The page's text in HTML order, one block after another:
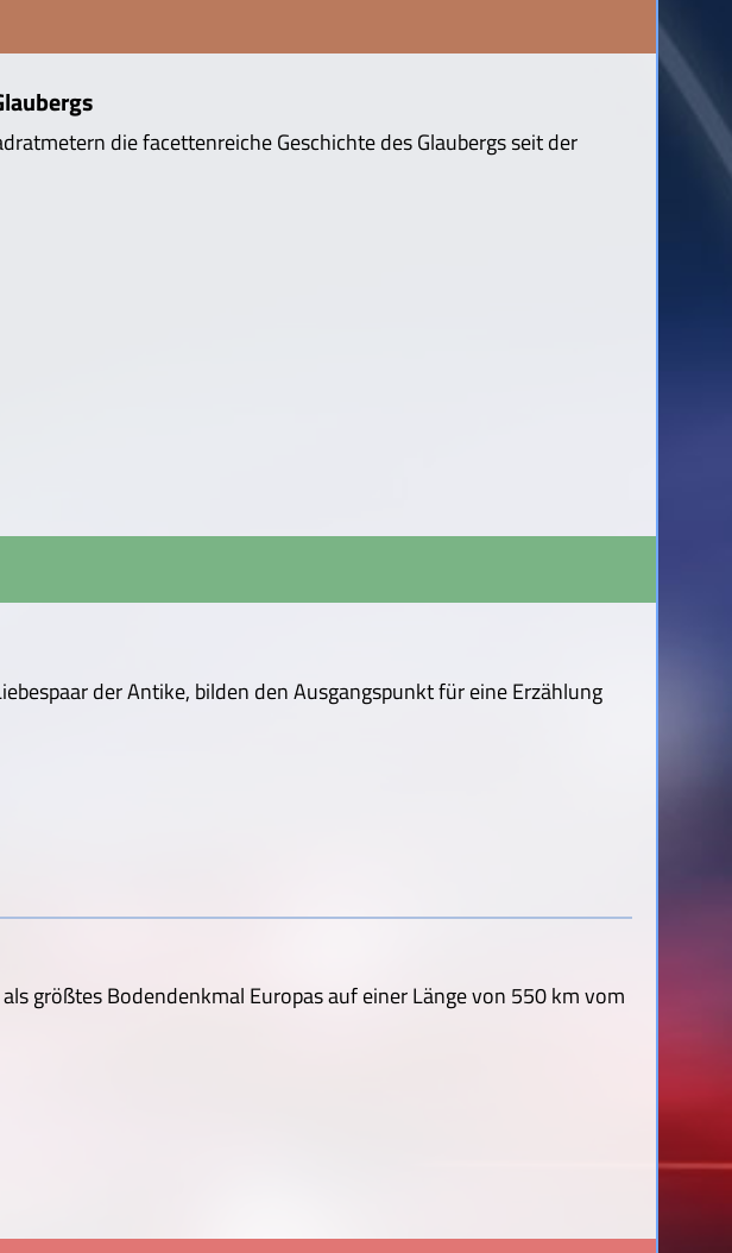
die facettenreiche Geschichte des Glaubergs seit der
der Antike, bilden den Ausgangspunkt für eine Erzählung
größtes Bodendenkmal Europas auf einer Länge von 550 km vom